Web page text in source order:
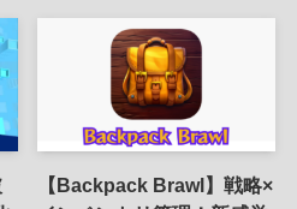
【Backpack Brawl】戦略×